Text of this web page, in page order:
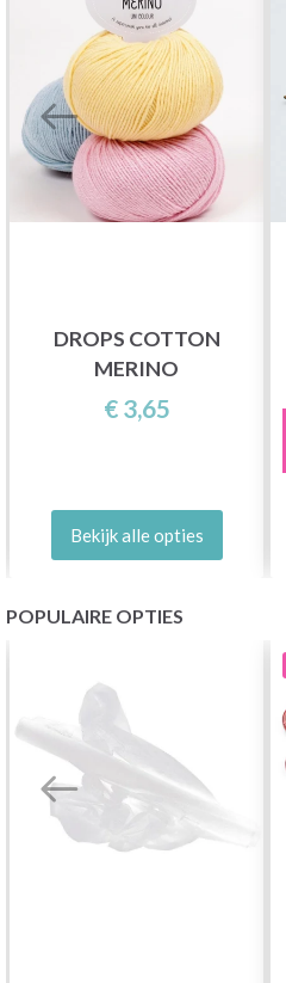
DROPS COTTON
MERINO
€ 3,65
Bekijk alle opties
POPULAIRE OPTIES